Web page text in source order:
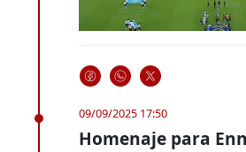
09/09/2025 17:50
Homenaje para